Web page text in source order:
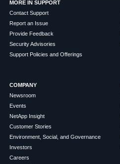
MORE IN SUPPORT
Contact Support
Report an Issue
Provide Feedback
Security Advisories
Support Policies and Offerings
COMPANY
Newsroom
Events
NetApp Insight
Customer Stories
Environment, Social, and Governance
Investors
Careers